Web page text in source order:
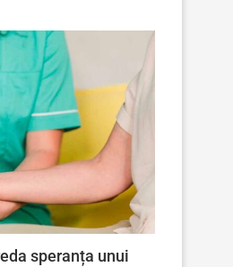
speranța unui